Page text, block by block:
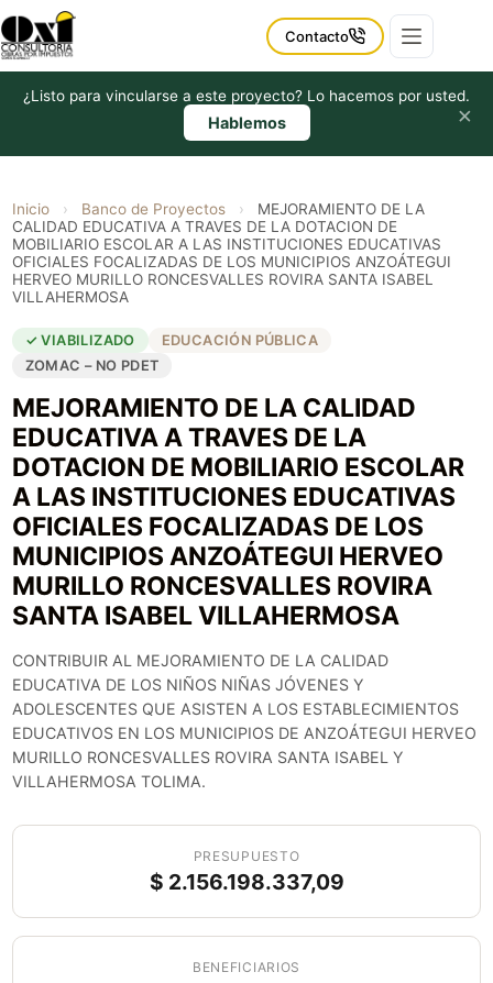
Saltar
al
contenido
Contacto
¿Listo para vincularse a este proyecto? Lo hacemos por usted.
Hablemos ×
Inicio › Banco de Proyectos ›
MEJORAMIENTO DE LA
CALIDAD EDUCATIVA A TRAVES DE LA DOTACION DE
MOBILIARIO ESCOLAR A LAS INSTITUCIONES EDUCATIVAS
OFICIALES FOCALIZADAS DE LOS MUNICIPIOS ANZOÁTEGUI
HERVEO MURILLO RONCESVALLES ROVIRA SANTA ISABEL
VILLAHERMOSA
✓ VIABILIZADO
EDUCACIÓN PÚBLICA
ZOMAC – NO PDET
MEJORAMIENTO DE LA CALIDAD
EDUCATIVA A TRAVES DE LA
DOTACION DE MOBILIARIO ESCOLAR
A LAS INSTITUCIONES EDUCATIVAS
OFICIALES FOCALIZADAS DE LOS
MUNICIPIOS ANZOÁTEGUI HERVEO
MURILLO RONCESVALLES ROVIRA
SANTA ISABEL VILLAHERMOSA
CONTRIBUIR AL MEJORAMIENTO DE LA CALIDAD
EDUCATIVA DE LOS NIÑOS NIÑAS JÓVENES Y
ADOLESCENTES QUE ASISTEN A LOS ESTABLECIMIENTOS
EDUCATIVOS EN LOS MUNICIPIOS DE ANZOÁTEGUI HERVEO
MURILLO RONCESVALLES ROVIRA SANTA ISABEL Y
VILLAHERMOSA TOLIMA.
PRESUPUESTO
$ 2.156.198.337,09
BENEFICIARIOS